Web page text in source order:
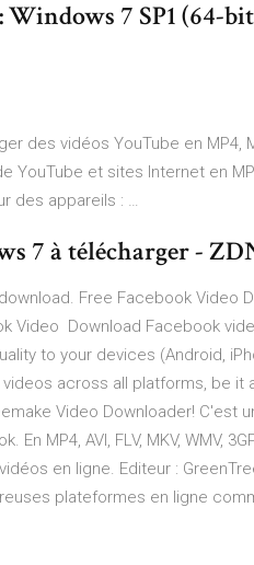
7 SP1 (64-
des vidéos YouTube en MP4,
et sites Internet en
des appareils : …
7 à télécharger -
Free Facebook Video
Video Download Facebook
to your devices (Android,
across all platforms, be it
Video Downloader! C'est
MP4, AVI, FLV, MKV, WMV,
en ligne. Editeur :
plateformes en ligne